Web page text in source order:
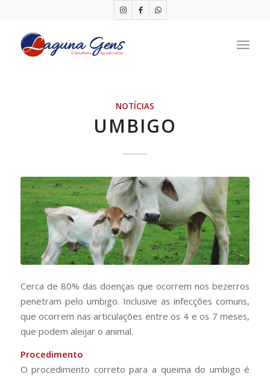
NOTÍCIAS
UMBIGO
Cerca de 80% das doenças que ocorrem nos bezerros
penetram pelo umbigo. Inclusive as infecções comuns,
que ocorrem nas articulações entre os 4 e os 7 meses,
que podem aleijar o animal.
Procedimento
O procedimento correto para a queima do umbigo é